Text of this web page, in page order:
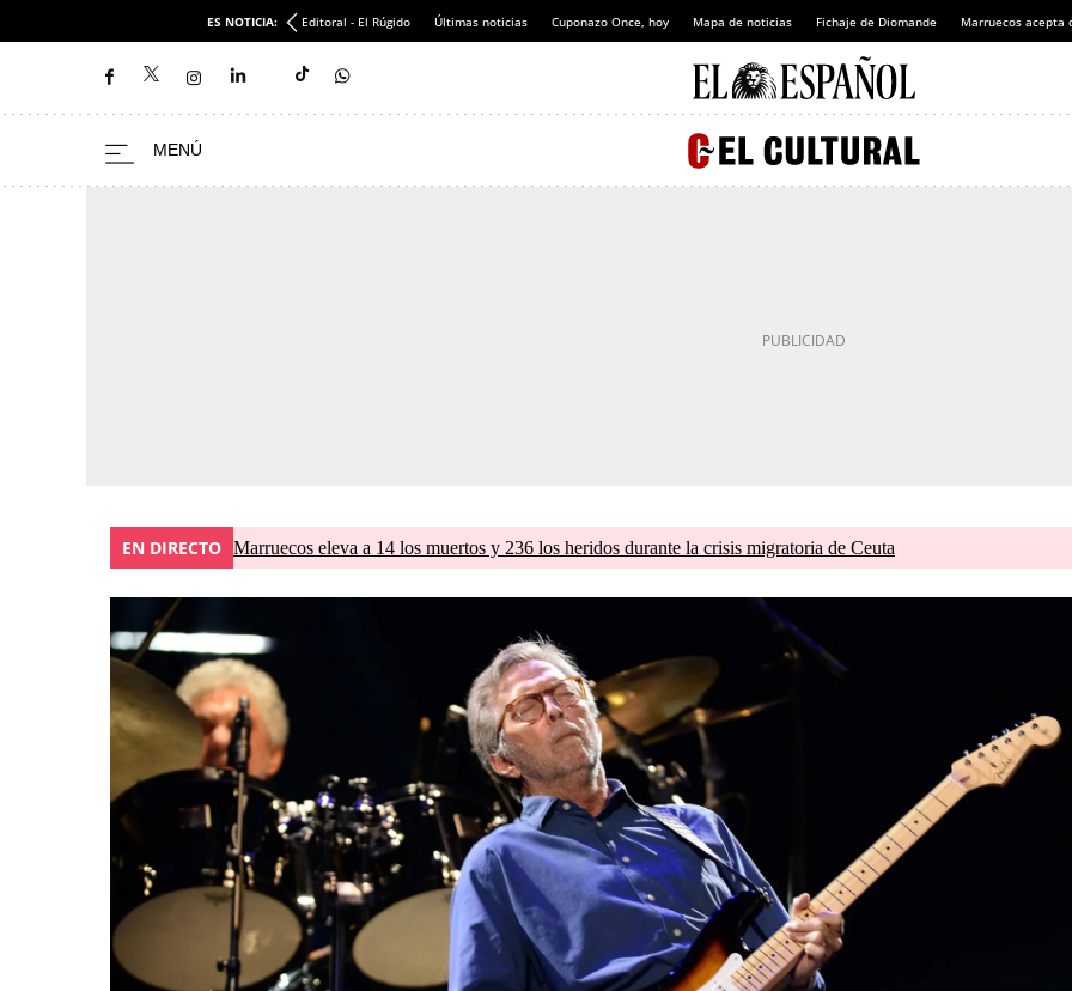
ES NOTICIA: Editoral - El Rúgido Últimas noticias Cuponazo Once, hoy Mapa de noticias Fichaje de Diomande Marruecos acepta
EN DIRECTO Marruecos eleva a 14 los muertos y 236 los heridos durante la crisis migratoria de Ceuta